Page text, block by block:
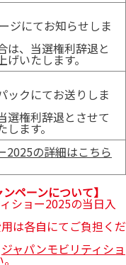
ジにてお知らせしま
は、当選権利辞退と
げいたします。
ックにてお送りしま
選権利辞退とさせて
します。
2025の詳細はこちら
ペーンについて】
ショー2025の当日入
は各自にてご負担くだ
ジャパンモビリティショ
。